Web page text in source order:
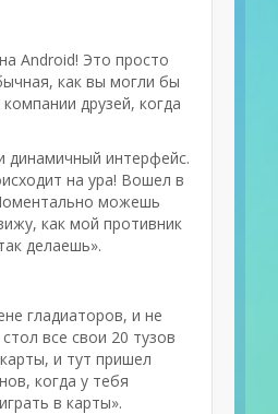
на Android! Это просто
как вы могли бы
друзей, когда
динамичный интерфейс.
на ура! Вошел в
можешь
как мой противник
делаешь».
гладиаторов, и не
все свои 20 тузов
и тут пришел
когда у тебя
в карты».